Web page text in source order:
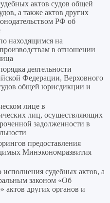
актов судов общей
а также актов других
РФ об
находящимся на
в отношении
деятельности
Федерации, Верховного
общей юрисдикции и
лице в
лиц, осуществляющих
задолженности в
предоставления
Минэкономразвития
судебных актов, а
законом «Об
актов других органов и